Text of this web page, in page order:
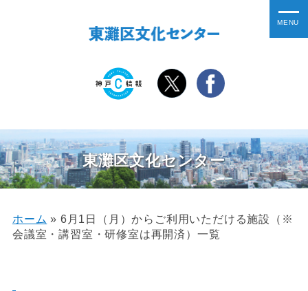
東灘区文化センター
ホーム » 6月1日（月）からご利用いただける施設（※
会議室・講習室・研修室は再開済）一覧